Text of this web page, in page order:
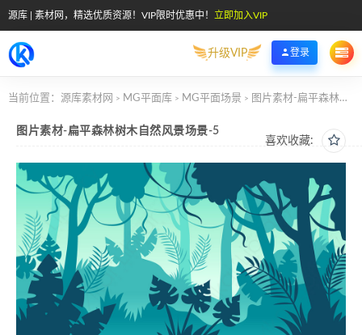
源库 | 素材网，精选优质资源！VIP限时优惠中！ 立即加入VIP
升级VIP 登录
当前位置： 源库素材网 > MG平面库 > MG平面场景 > 图片素材-扁平森林树木自然风景场景-5
喜欢收藏:
图片素材-扁平森林树木自然风景场景-5